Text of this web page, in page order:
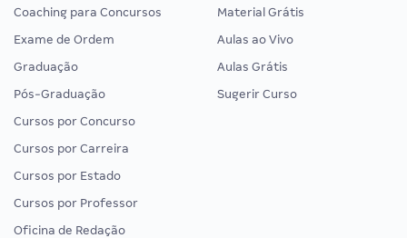
Coaching para Concursos
Exame de Ordem
Graduação
Pós-Graduação
Cursos por Concurso
Cursos por Carreira
Cursos por Estado
Cursos por Professor
Oficina de Redação
Material Grátis
Aulas ao Vivo
Aulas Grátis
Sugerir Curso